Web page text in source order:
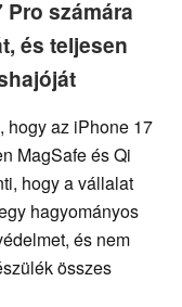
számára
és teljesen
hogy az iPhone 17
MagSafe és Qi
hogy a vállalat
hagyományos
és nem
összes